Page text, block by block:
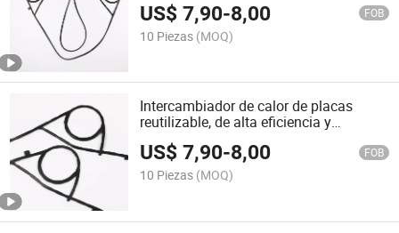
US$7,90-8,00 FOB
10 Piezas (MOQ)
Intercambiador de calor de placas
reutilizable, de alta eficiencia y
económico
US$7,90-8,00 FOB
10 Piezas (MOQ)